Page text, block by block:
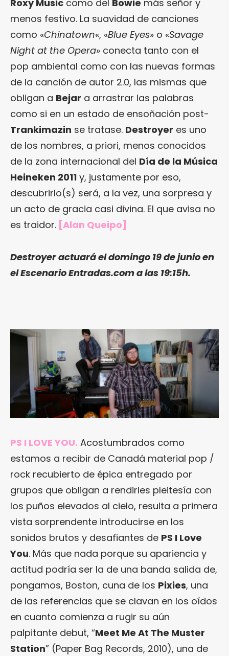
Roxy Music como del Bowie más señor y
menos festivo. La suavidad de canciones
como «Chinatown«, «Blue Eyes» o «Savage
Night at the Opera» conecta tanto con el
pop ambiental como con las nuevas formas
de la canción de autor 2.0, las mismas que
obligan a Bejar a arrastrar las palabras
como si en un estado de ensoñación post-
Trankimazin se tratase. Destroyer es uno
de los nombres, a priori, menos conocidos
de la zona internacional del Día de la Música
Heineken 2011 y, justamente por eso,
descubrirlo(s) será, a la vez, una sorpresa y
un acto de gracia casi divina. El que avisa no
es traidor. [Alan Queipo]
Destroyeractuará el domingo 19 de junio en
el Escenario Entradas.com a las 19:15h.
PS I LOVE YOU. Acostumbrados como
estamos a recibir de Canadá material pop /
rock recubierto de épica entregado por
grupos que obligan a rendirles pleitesía con
los puños elevados al cielo, resulta a primera
vista sorprendente introducirse en los
sonidos brutos y desafiantes de PS I Love
You. Más que nada porque su apariencia y
actitud podría ser la de una banda salida de,
pongamos, Boston, cuna de los Pixies, una
de las referencias que se clavan en los oídos
en cuanto comienza a rugir su aún
palpitante debut, “Meet Me At The Muster
Station” (Paper Bag Records, 2010), una de